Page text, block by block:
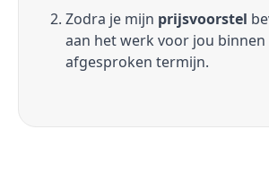
Zodra je mijn prijsvoorstel
aan het werk voor jou binnen
afgesproken termijn.